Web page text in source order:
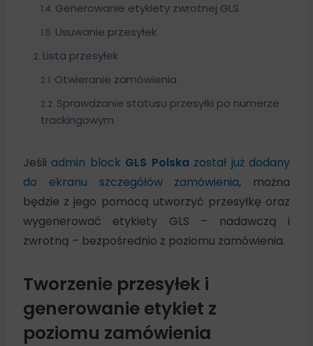
Generowanie etykiety zwrotnej GLS
Usuwanie przesyłek
Lista przesyłek
Otwieranie zamówienia
Sprawdzanie statusu przesyłki po numerze
trackingowym
Jeśli admin block GLS Polska został już dodany
do ekranu szczegółów zamówienia, można
będzie z jego pomocą utworzyć przesyłkę oraz
wygenerować etykiety GLS – nadawczą i
zwrotną – bezpośrednio z poziomu zamówienia.
Tworzenie przesyłek i
generowanie etykiet z
poziomu zamówienia